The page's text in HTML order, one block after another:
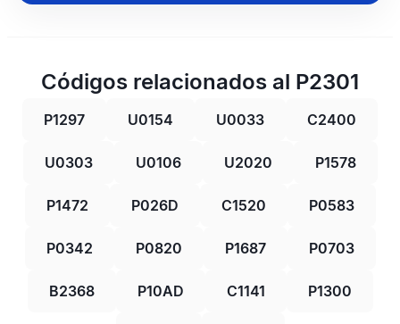
Códigos relacionados al P2301
P1297 U0154 U0033 C2400
U0303 U0106 U2020 P1578
P1472 P026D C1520 P0583
P0342 P0820 P1687 P0703
B2368 P10AD C1141 P1300